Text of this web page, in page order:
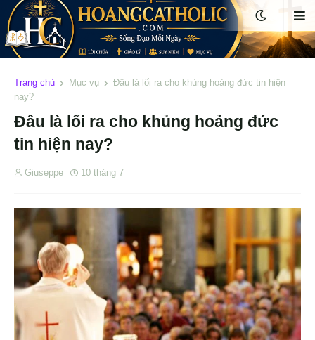
Trang chủ Mục vụ
Đâu là lối ra cho khủng hoảng đức tin hiện
nay?
Đâu là lối ra cho khủng hoảng đức
tin hiện nay?
Giuseppe 10 tháng 7